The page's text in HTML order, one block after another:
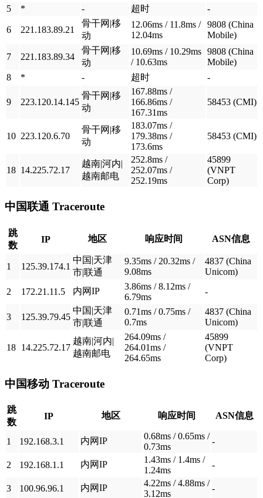
5
* - 超时 -
6 221.183.89.21
骨干网|移
动
12.06ms / 11.8ms /
12.04ms
9808 (China
Mobile)
7 221.183.89.34
骨干网|移
动
10.69ms / 10.29ms
/ 10.63ms
9808 (China
Mobile)
8
* - 超时 -
9 223.120.14.145
骨干网|移
动
167.88ms /
166.86ms /
167.31ms
58453 (CMI)
10 223.120.6.70
骨干网|移
动
183.07ms /
179.38ms /
173.6ms
58453 (CMI)
18 14.225.72.17
越南|河内|
越南邮电
252.8ms /
252.07ms /
252.19ms
45899
(VNPT
Corp)
中国联通 Traceroute
跳
数
IP 地区 响应时间 ASN信息
1 125.39.174.1
中国|天津
市|联通
9.35ms / 20.32ms /
9.08ms
4837 (China
Unicom)
2
172.21.11.5 内网IP
3.86ms / 8.12ms /
6.79ms
-
3 125.39.79.45
中国|天津
市|联通
0.71ms / 0.75ms /
0.7ms
4837 (China
Unicom)
18 14.225.72.17
越南|河内|
越南邮电
264.09ms /
264.01ms /
264.65ms
45899
(VNPT
Corp)
中国移动 Traceroute
跳
数
IP 地区 响应时间 ASN信息
1 192.168.3.1 内网IP
0.68ms / 0.65ms /
0.73ms
-
2 192.168.1.1 内网IP
1.43ms / 1.4ms /
1.24ms
-
3 100.96.96.1 内网IP
4.22ms / 4.88ms /
3.12ms
-